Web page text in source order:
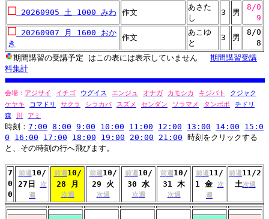
20260905 土 1000 みわ 作文
あさた
し
3 男
8/0
9
20260907 月 1600 おか
き
作文
あこゆ
と
3 男
8/0
8
期間講習の受講予定 はこの表には表示していません 期間講習受講
料集計
会場： アジサイ イチゴ ウグイス エンジュ オナガ カモシカ キジバト
クジャク
ケヤキ
コマドリ サクラ シラカバ スズメ センダン ソラマメ タンポポ
チドリ
森
川 アミ
時刻： 7:00 8:00 9:00 10:00 11:00 12:00 13:00 14:00
15:0
0
16:00 17:00 18:00 19:00 20:00 21:00 時刻をクリックする
と、その時刻の行へ飛びます。
7
0
0
前週 10/
27日
次
週
前週 10/
28 月
次週
前週 10/
29 火
次週
前週 10/
30 水
次週
前週 10/
31 木
次週
前週 11/
1 金
次
週
前週 11/2
土次週